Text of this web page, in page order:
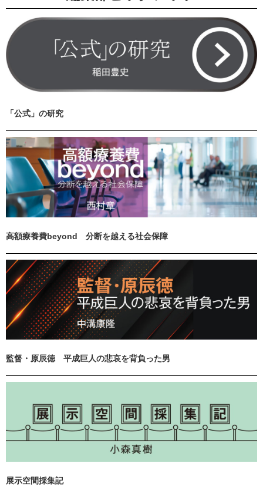
「公式」の研究
高額療養費beyond 分断を越える社会保障
監督・原辰徳 平成巨人の悲哀を背負った男
展示空間採集記